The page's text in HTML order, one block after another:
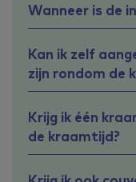
Wanneer is de
Kan ik zelf
zijn rondom de
Krijg ik één
de kraamtijd?